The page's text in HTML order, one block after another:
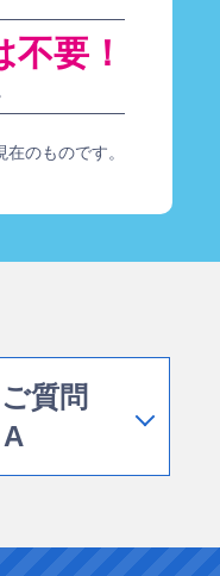
要！
のものです。
質問